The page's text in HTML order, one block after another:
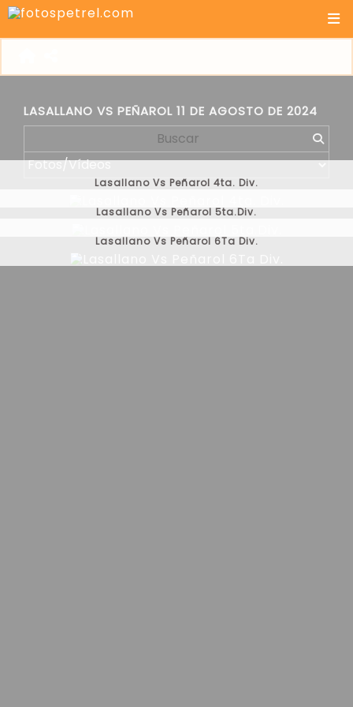
LASALLANO VS PEÑAROL 11 DE AGOSTO DE 2024
Lasallano Vs Peñarol 4ta. Div.
Lasallano Vs Peñarol 5ta.Div.
Lasallano Vs Peñarol 6Ta Div.